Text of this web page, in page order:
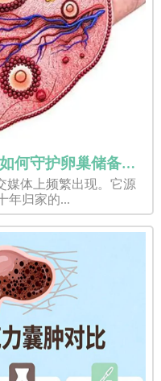
处于人生奥德赛迷茫期，该如何守护卵巢储备规划赴美试管婴儿？
媒体上频繁出现。它源
年归家的...